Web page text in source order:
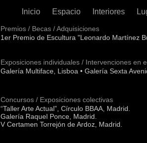
Inicio Espacio Interiores
Premios / Becas / Adquisiciones
1er Premio de Escultura "Leonardo Martínez
Exposiciones individuales / Intervenciones en
Galería Multiface, Lisboa • Galería Sexta
Concursos / Exposiciones colectivas
“Taller Arte Actual”, Círculo BBAA, Madrid.
Galería Raquel Ponce, Madrid.
V Certamen Torrejón de Ardoz, Madrid.